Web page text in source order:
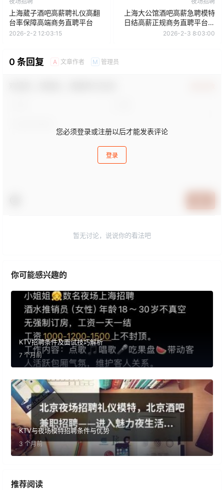
上海葳子酒吧高薪聘礼仪高翻
台率保障高端商务直聘平台
2026-2-2 12:03:15
上海大公馆酒吧高薪急聘模特
日结高薪正规商务直聘平台需
求量大
2026-2-3 8:03:00
0 条回复 A 文章作者 M 管理员
您必须登录或注册以后才能发表评论
登录
暂无讨论，说说你的看法吧
你可能感兴趣的
KTV招聘条件及面试技巧解析
7 个月前
KTV与夜场模特招聘条件与优势
3 个月前
推荐阅读